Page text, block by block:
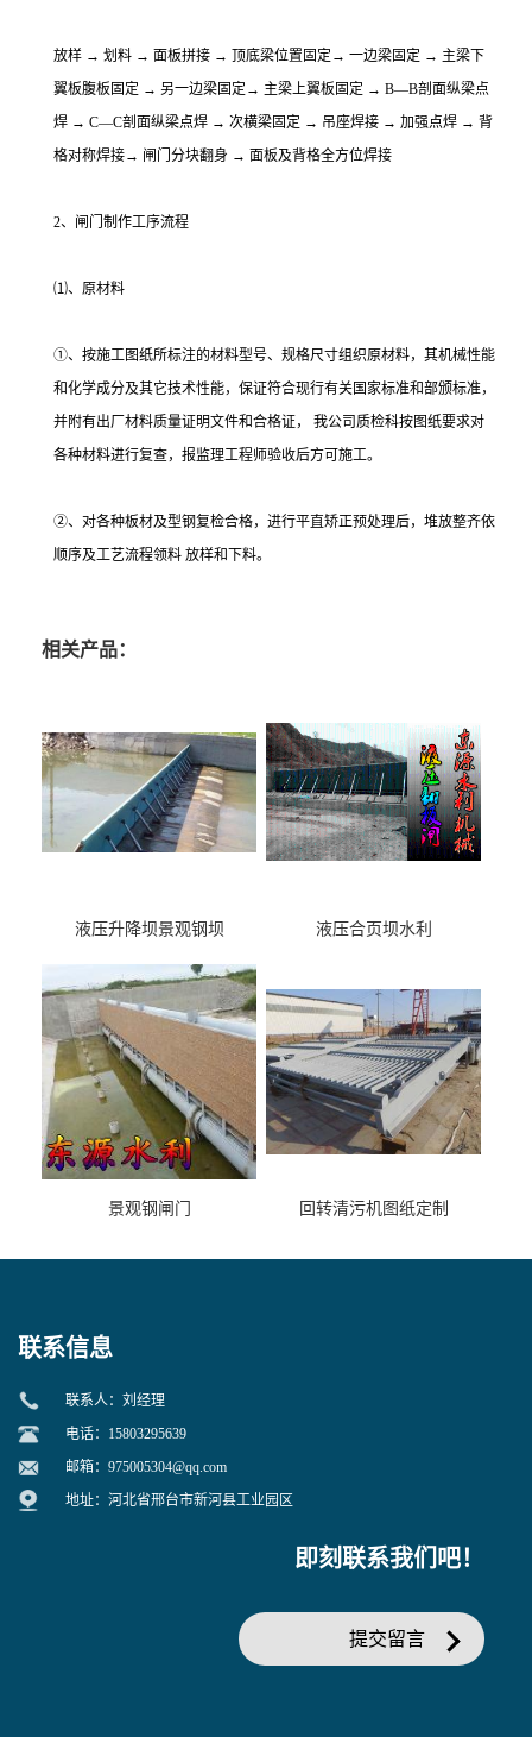
放样 → 划料 → 面板拼接 → 顶底梁位置固定→ 一边梁固定 → 主梁下
翼板腹板固定 → 另一边梁固定→ 主梁上翼板固定 → B—B剖面纵梁点
焊 → C—C剖面纵梁点焊 → 次横梁固定 → 吊座焊接 → 加强点焊 → 背
格对称焊接→ 闸门分块翻身 → 面板及背格全方位焊接
2、闸门制作工序流程
⑴、原材料
①、按施工图纸所标注的材料型号、规格尺寸组织原材料，其机械性能
和化学成分及其它技术性能，保证符合现行有关国家标准和部颁标准，
并附有出厂材料质量证明文件和合格证， 我公司质检科按图纸要求对
各种材料进行复查，报监理工程师验收后方可施工。
②、对各种板材及型钢复检合格，进行平直矫正预处理后，堆放整齐依
顺序及工艺流程领料 放样和下料。
相关产品：
液压升降坝景观钢坝 液压合页坝水利
景观钢闸门 回转清污机图纸定制
联系信息
联系人：刘经理
电话：15803295639
邮箱： 975005304@qq.com
地址：河北省邢台市新河县工业园区
即刻联系我们吧！
提交留言